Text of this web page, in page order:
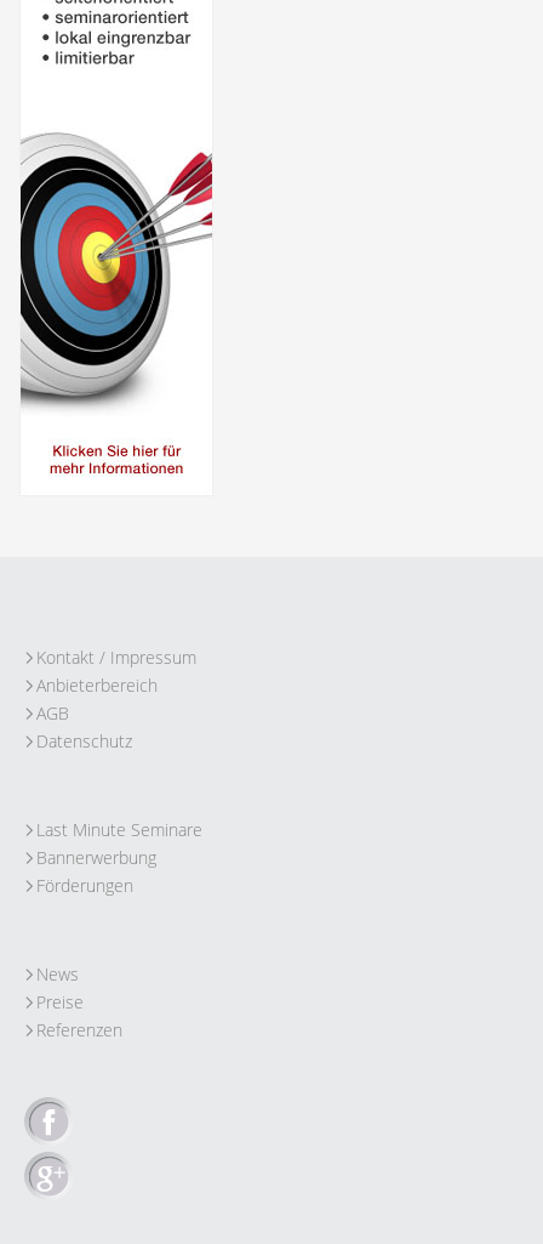
Kontakt / Impressum
Anbieterbereich
AGB
Datenschutz
Last Minute Seminare
Bannerwerbung
Förderungen
News
Preise
Referenzen